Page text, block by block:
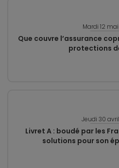
Mardi 12
Que couvre l’assurance
protections
Jeudi 30
Livret A : boudé par les
solutions pour son